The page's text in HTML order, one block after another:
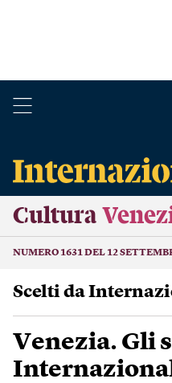
Cultura
NUMERO 1631 DEL 12
Scelti da
Venezia. Gli